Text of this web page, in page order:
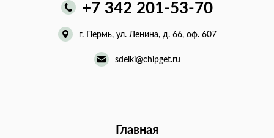
+7 342 201-53-70
г. Пермь, ул. Ленина, д. 66, оф. 607
sdelki@chipget.ru
Главная